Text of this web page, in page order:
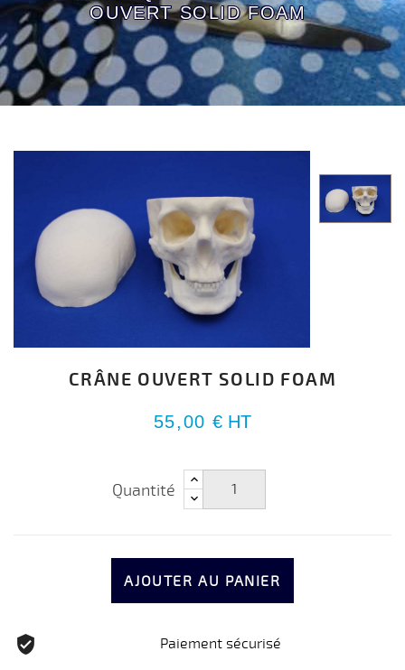
OUVERT SOLID FOAM
CRÂNE OUVERT SOLID FOAM
55,00 € HT
Quantité
AJOUTER AU PANIER
Paiement sécurisé